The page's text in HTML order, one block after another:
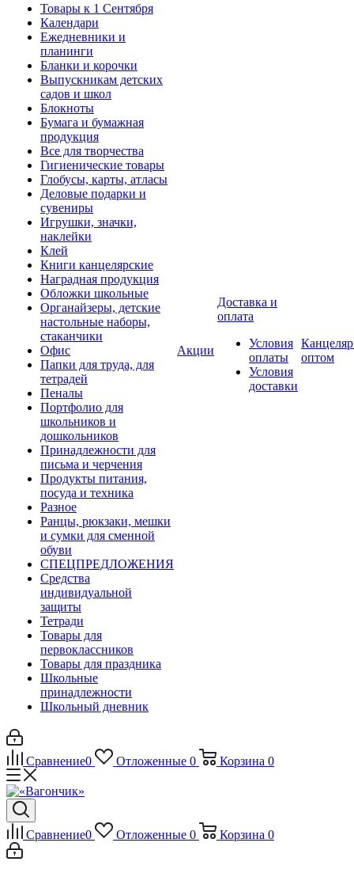
Товары к 1 Сентября
Календари
Ежедневники и
планинги
Бланки и корочки
Выпускникам детских
садов и школ
Блокноты
Бумага и бумажная
продукция
Все для творчества
Гигиенические товары
Глобусы, карты, атласы
Деловые подарки и
сувениры
Игрушки, значки,
наклейки
Клей
Книги канцелярские
Наградная продукция
Обложки школьные
Органайзеры, детские
настольные наборы,
стаканчики
Офис
Папки для труда, для
тетрадей
Пеналы
Портфолио для
школьников и
дошкольников
Принадлежности для
письма и черчения
Продукты питания,
посуда и техника
Разное
Ранцы, рюкзаки, мешки
и сумки для сменной
обуви
СПЕЦПРЕДЛОЖЕНИЯ
Средства
индивидуальной
защиты
Тетради
Товары для
первоклассников
Товары для праздника
Школьные
принадлежности
Школьный дневник
Акции
Доставка и
оплата
Условия
оплаты
Условия
доставки
оптом
Сравнение0 Отложенные 0 Корзина 0
Сравнение0 Отложенные 0 Корзина 0